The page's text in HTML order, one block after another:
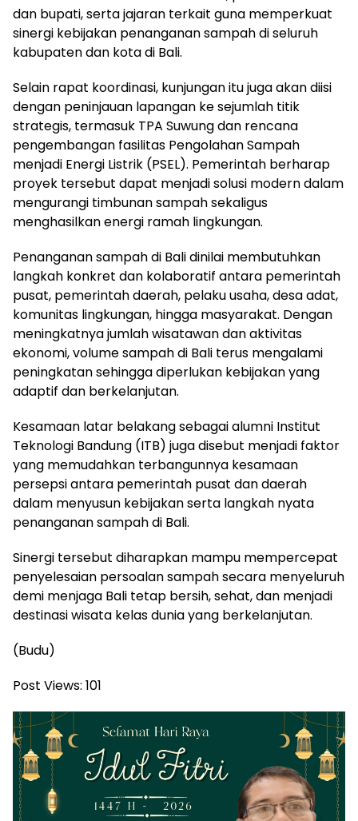
dan bupati, serta jajaran terkait guna memperkuat
sinergi kebijakan penanganan sampah di seluruh
kabupaten dan kota di Bali.
Selain rapat koordinasi, kunjungan itu juga akan diisi
dengan peninjauan lapangan ke sejumlah titik
strategis, termasuk TPA Suwung dan rencana
pengembangan fasilitas Pengolahan Sampah
menjadi Energi Listrik (PSEL). Pemerintah berharap
proyek tersebut dapat menjadi solusi modern dalam
mengurangi timbunan sampah sekaligus
menghasilkan energi ramah lingkungan.
Penanganan sampah di Bali dinilai membutuhkan
langkah konkret dan kolaboratif antara pemerintah
pusat, pemerintah daerah, pelaku usaha, desa adat,
komunitas lingkungan, hingga masyarakat. Dengan
meningkatnya jumlah wisatawan dan aktivitas
ekonomi, volume sampah di Bali terus mengalami
peningkatan sehingga diperlukan kebijakan yang
adaptif dan berkelanjutan.
Kesamaan latar belakang sebagai alumni Institut
Teknologi Bandung (ITB) juga disebut menjadi faktor
yang memudahkan terbangunnya kesamaan
persepsi antara pemerintah pusat dan daerah
dalam menyusun kebijakan serta langkah nyata
penanganan sampah di Bali.
Sinergi tersebut diharapkan mampu mempercepat
penyelesaian persoalan sampah secara menyeluruh
demi menjaga Bali tetap bersih, sehat, dan menjadi
destinasi wisata kelas dunia yang berkelanjutan.
(Budu)
Post Views: 101